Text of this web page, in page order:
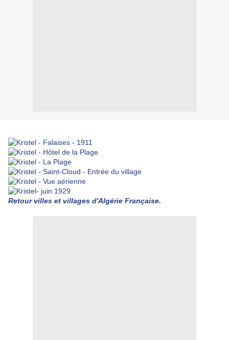
Retour villes et villages d'Algérie Française.